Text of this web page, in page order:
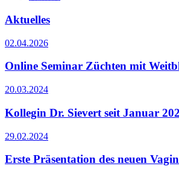
Aktuelles
02.04.2026
Online Seminar Züchten mit
20.03.2024
Kollegin Dr. Sievert seit Januar
29.02.2024
Erste Präsentation des neuen